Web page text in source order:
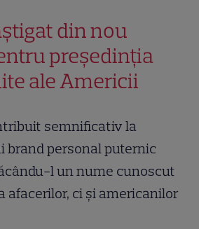
din nou
președinția
ale Americii
semnificativ la
brand personal puternic
l un nume cunoscut
afacerilor, ci și americanilor